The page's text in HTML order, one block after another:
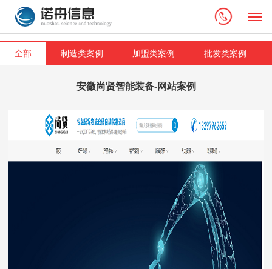
全部 制造类案例 加盟类案例 批发类案例
安徽尚贤智能装备-网站案例